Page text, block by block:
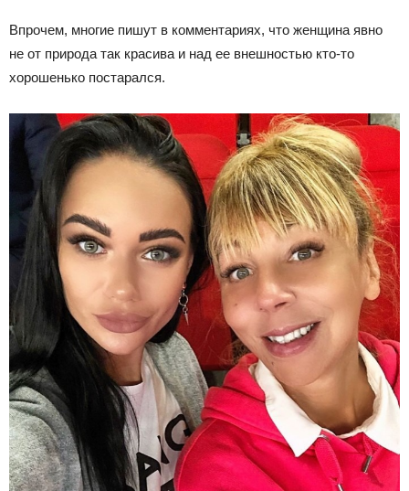
Впрочем, многие пишут в комментариях, что женщина явно
не от природа так красива и над ее внешностью кто-то
хорошенько постарался.